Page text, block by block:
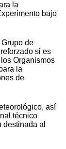
la
bajo
de
si es
Organismos
la
de
así
técnico
al